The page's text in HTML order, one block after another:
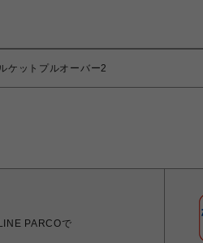
ケットプルオーバー2
PARCOで